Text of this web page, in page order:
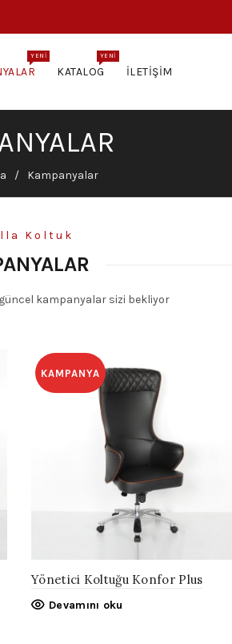
YENI
KATALOG
YENI
İLETIŞIM
Kampanyalar
Koltuk
kampanyalar sizi bekliyor
KAMPANYA
Yönetici Koltuğu Konfor Plus
Devamını oku